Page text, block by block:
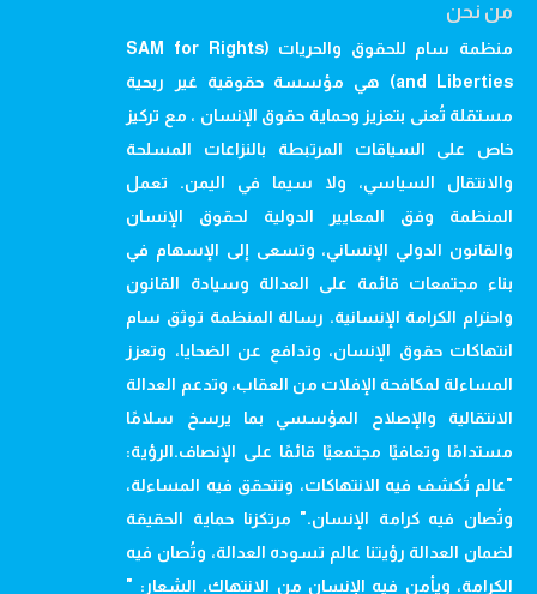
من نحن
منظمة سام للحقوق والحريات (SAM for Rights
and Liberties) هي مؤسسة حقوقية غير ربحية
مستقلة تُعنى بتعزيز وحماية حقوق الإنسان ، مع تركيز
خاص على السياقات المرتبطة بالنزاعات المسلحة
والانتقال السياسي، ولا سيما في اليمن. تعمل
المنظمة وفق المعايير الدولية لحقوق الإنسان
والقانون الدولي الإنساني، وتسعى إلى الإسهام في
بناء مجتمعات قائمة على العدالة وسيادة القانون
واحترام الكرامة الإنسانية. رسالة المنظمة توثق سام
انتهاكات حقوق الإنسان، وتدافع عن الضحايا، وتعزز
المساءلة لمكافحة الإفلات من العقاب، وتدعم العدالة
الانتقالية والإصلاح المؤسسي بما يرسخ سلامًا
مستدامًا وتعافيًا مجتمعيًا قائمًا على الإنصاف.الرؤية:
"عالم تُكشف فيه الانتهاكات، وتتحقق فيه المساءلة،
وتُصان فيه كرامة الإنسان." مرتكزنا حماية الحقيقة
لضمان العدالة رؤيتنا عالم تسوده العدالة، وتُصان فيه
الكرامة، ويأمن فيه الإنسان من الانتهاك. الشعار: "